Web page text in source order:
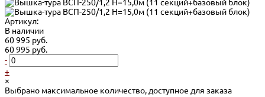
Артикул:
В наличии
60 995 руб.
60 995 руб.
-
+
×
Выбрано максимальное количество, доступное для заказа